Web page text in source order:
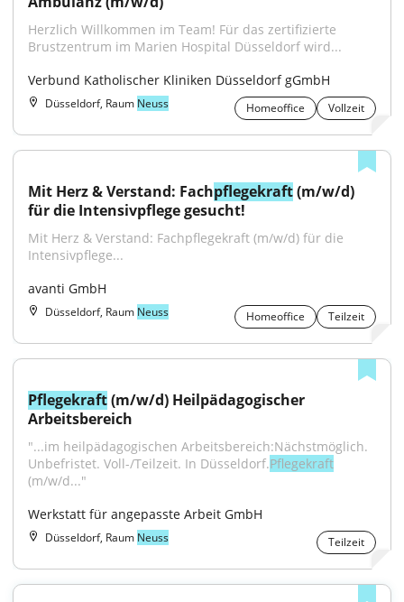
Herzlich Willkommen im Team! Für das zertifizierte
Brustzentrum im Marien Hospital Düsseldorf wird...
Verbund Katholischer Kliniken Düsseldorf gGmbH
Düsseldorf, Raum Neuss Homeoffice Vollzeit
Mit Herz & Verstand: Fachpflegekraft (m/w/d)
für die Intensivpflege gesucht!
Mit Herz & Verstand: Fachpflegekraft (m/w/d) für die
Intensivpflege...
avanti GmbH
Düsseldorf, Raum Neuss Homeoffice Teilzeit
Pflegekraft (m/w/d) Heilpädagogischer
Arbeitsbereich
"...im heilpädagogischen Arbeitsbereich:Nächstmöglich.
Unbefristet. Voll-/Teilzeit. In Düsseldorf.Pflegekraft
(m/w/d..."
Werkstatt für angepasste Arbeit GmbH
Düsseldorf, Raum Neuss Teilzeit